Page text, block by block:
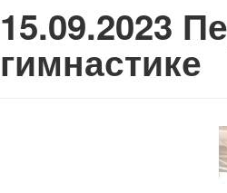
15.09.2023
гимнастике